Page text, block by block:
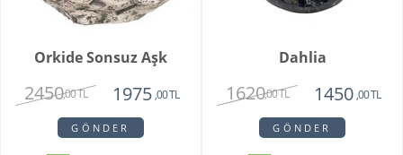
Orkide Sonsuz Aşk
2450,00 TL 1975 ,00 TL
GÖNDER
Dahlia
1620,00 TL 1450 ,00 TL
GÖNDER